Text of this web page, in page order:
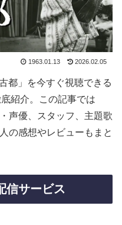
1963.01.13 2026.02.05
都」を今すぐ視聴できる
紹介。この記事では
声優、スタッフ、主題歌
の感想やレビューもまと
信サービス